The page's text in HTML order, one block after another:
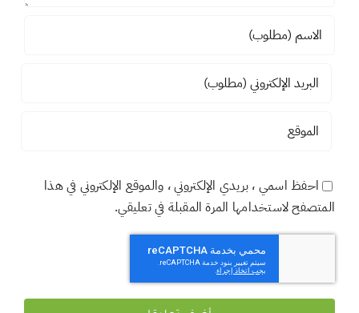
احفظ اسمي ، بريدي الإلكتروني ، والموقع الإلكتروني في هذا
المتصفح لاستخدامها المرة المقبلة في تعليقي.